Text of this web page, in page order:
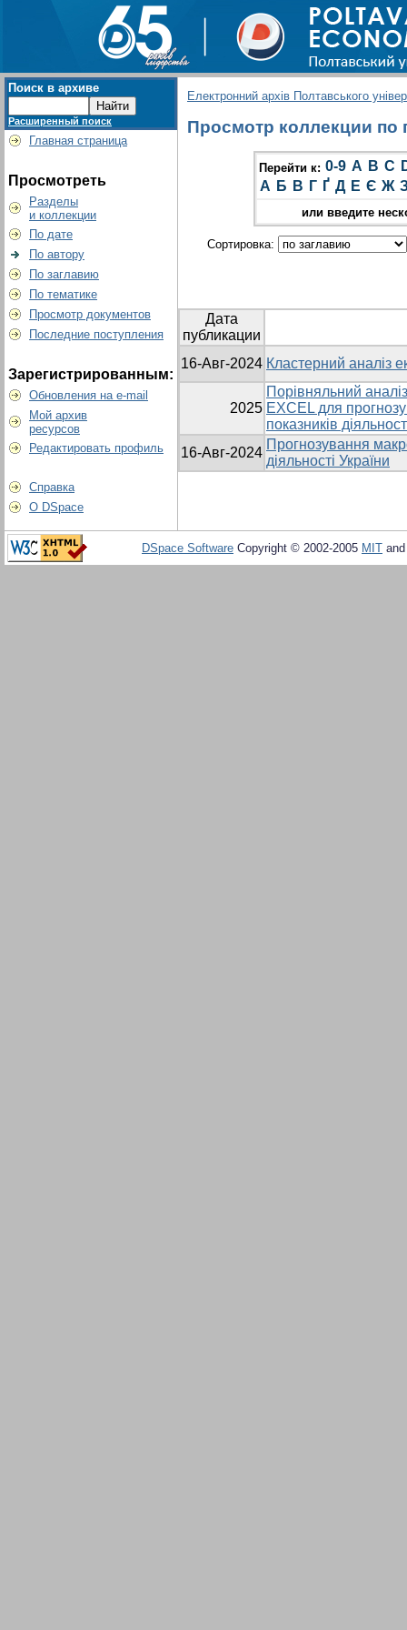
Поиск в архиве
Расширенный поиск
Главная страница
Просмотреть
Разделы
и коллекции
По дате
По автору
По заглавию
По тематике
Просмотр документов
Последние поступления
Зарегистрированным:
Обновления на e-mail
Мой архив
ресурсов
Редактировать профиль
Справка
О DSpace
Електронний архів Полтавського
Просмотр коллекции по
Перейти к: 0-9 A B C
А Б В Г Ґ Д Е Є Ж
или введите
Сортировка:
Дата
публикации
16-Авг-2024 Кластерний аналіз
2025
Порівняльний
EXCEL для
показників
16-Авг-2024
Прогнозування
діяльності України
DSpace Software Copyright © 2002-2005 MIT